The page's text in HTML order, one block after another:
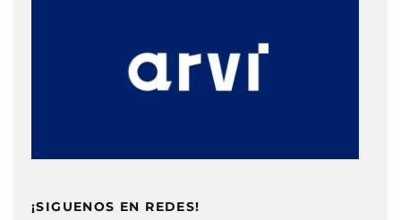
¡SIGUENOS EN REDES!